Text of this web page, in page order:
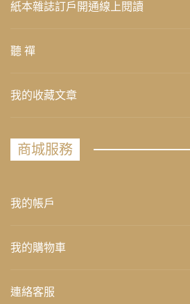
紙本雜誌訂戶開通線上閱讀
聽 禪
我的收藏文章
商城服務
我的帳戶
我的購物車
連絡客服